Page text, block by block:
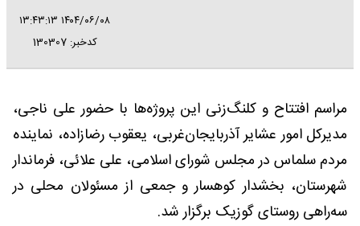
۱۴۰۴/۰۶/۰۸ ۱۳:۴۳:۱۳
کدخبر: 130307
مراسم افتتاح و کلنگ‌زنی این پروژه‌ها با حضور علی ناجی،
مدیرکل امور عشایر آذربایجان‌غربی، یعقوب رضازاده، نماینده
مردم سلماس در مجلس شورای اسلامی، علی علائی، فرماندار
شهرستان، بخشدار کوهسار و جمعی از مسئولان محلی در
سه‌راهی روستای گوزیک برگزار شد.